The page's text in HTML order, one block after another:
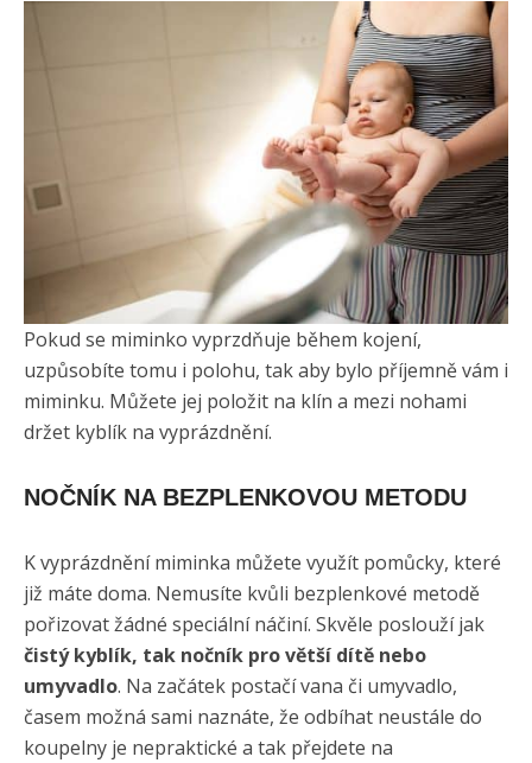
Pokud se miminko vyprzdňuje během kojení,
uzpůsobíte tomu i polohu, tak aby bylo příjemně vám i
miminku. Můžete jej položit na klín a mezi nohami
držet kyblík na vyprázdnění.
NOČNÍK NA BEZPLENKOVOU METODU
K vyprázdnění miminka můžete využít pomůcky, které
již máte doma. Nemusíte kvůli bezplenkové metodě
pořizovat žádné speciální náčiní. Skvěle poslouží jak
čistý kyblík, tak nočník pro větší dítě nebo
umyvadlo. Na začátek postačí vana či umyvadlo,
časem možná sami naznáte, že odbíhat neustále do
koupelny je nepraktické a tak přejdete na